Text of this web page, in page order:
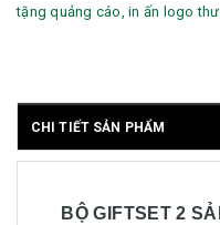
tặng quảng cáo, in ấn logo
CHI TIẾT SẢN PHẨM
BỘ GIFTSET 2